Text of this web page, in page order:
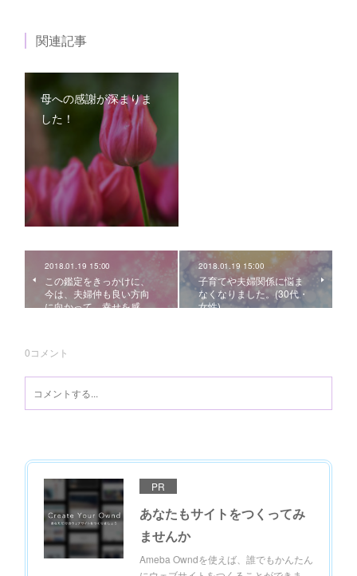
関連記事
母への感謝が深まりま
した！
2018.01.19 15:00
この鑑定をきっかけに、
今は、夫婦仲も良い方向
に向かって、幸せを感…
2018.01.19 15:00
子育てや夫婦関係に悩ま
なくなりました。(30代・
女性)
0コメント
PR
あなたもサイトをつくってみ
ませんか
Ameba Owndを使えば、誰でもかんたん